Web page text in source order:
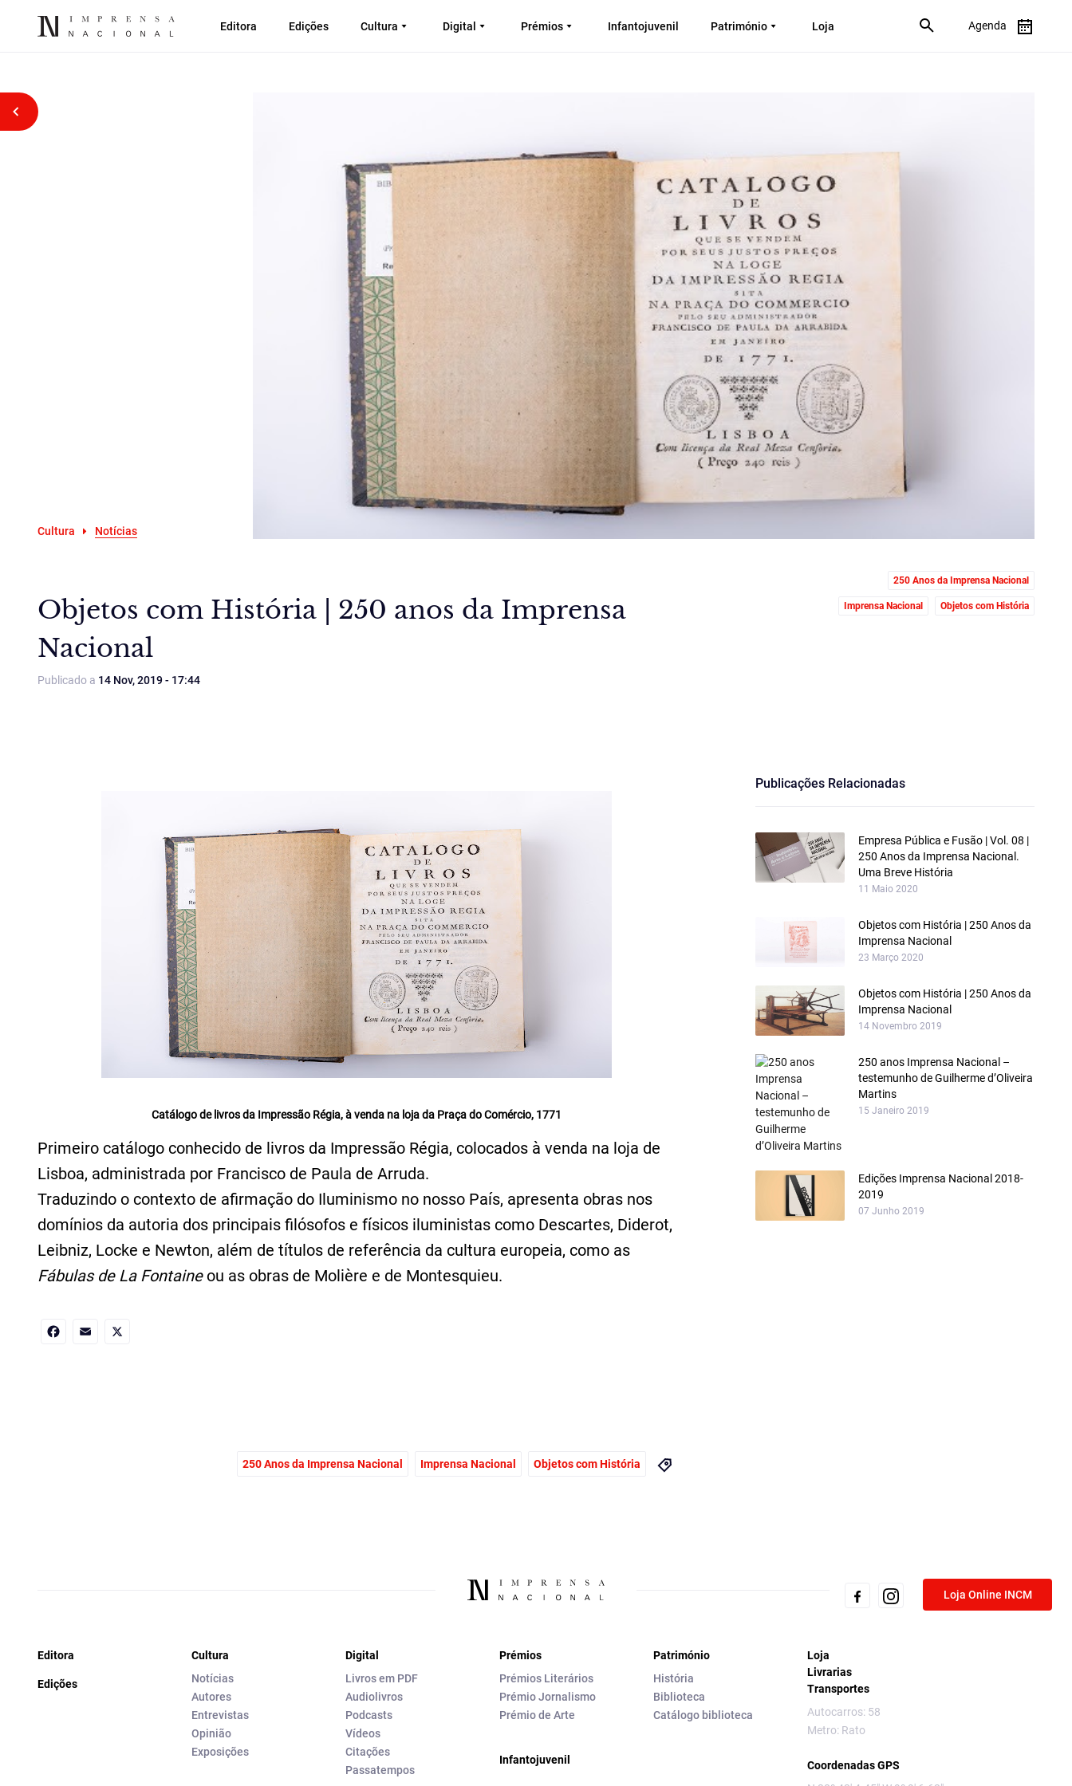
Editora Edições Cultura Digital Prémios Infantojuvenil Património Loja Agenda
Voltar atrás
Cultura Notícias
Objetos com História | 250 anos da Imprensa
Nacional
Publicado a 14 Nov, 2019 - 17:44
250 Anos da Imprensa Nacional
Imprensa Nacional Objetos com História
Catálogo de livros da Impressão Régia, à venda na loja da Praça do Comércio, 1771
Primeiro catálogo conhecido de livros da Impressão Régia, colocados à venda na loja de
Lisboa, administrada por Francisco de Paula de Arruda.
Traduzindo o contexto de afirmação do Iluminismo no nosso País, apresenta obras nos
domínios da autoria dos principais filósofos e físicos iluministas como Descartes, Diderot,
Leibniz, Locke e Newton, além de títulos de referência da cultura europeia, como as
Fábulas de La Fontaineou as obras de Molière e de Montesquieu.
Publicações Relacionadas
Empresa Pública e Fusão | Vol. 08 |
250 Anos da Imprensa Nacional.
Uma Breve História
11 Maio 2020
Objetos com História | 250 Anos da
Imprensa Nacional
23 Março 2020
Objetos com História | 250 Anos da
Imprensa Nacional
14 Novembro 2019
250 anos Imprensa Nacional –
testemunho de Guilherme d’Oliveira
Martins
15 Janeiro 2019
Edições Imprensa Nacional 2018-
2019
07 Junho 2019
250 Anos da Imprensa Nacional Imprensa Nacional Objetos com História
Loja Online INCM
Editora
Edições
Cultura
Notícias
Autores
Entrevistas
Opinião
Exposições
Digital
Livros em PDF
Audiolivros
Podcasts
Vídeos
Citações
Passatempos
Prémios
Prémios Literários
Prémio Jornalismo
Prémio de Arte
Infantojuvenil
Património
História
Biblioteca
Catálogo biblioteca
Loja
Livrarias
Transportes
Autocarros: 58
Metro: Rato
Coordenadas GPS